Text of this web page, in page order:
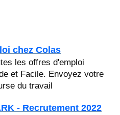
chez Colas
les offres d'emploi
et Facile. Envoyez votre
du travail
- Recrutement 2022